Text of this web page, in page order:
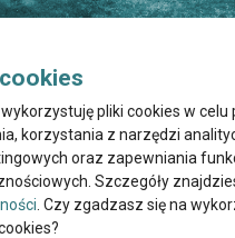
pliki cookies w celu
korzystania z narzędzi
oraz zapewniania
Szczegóły
. Czy zgadzasz się na
Opieki dla Osób
Niepełnosprawnych oraz
w Krakowie